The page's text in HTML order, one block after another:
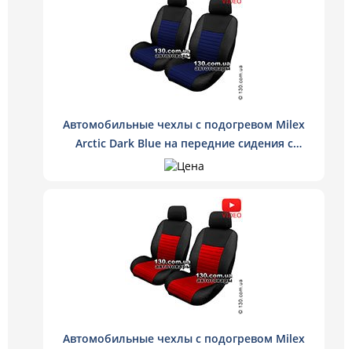
Автомобильные чехлы с подогревом Milex
Arctic Dark Blue на передние сидения с
регулятором нагрева цвет темно-синий
Автомобильные чехлы с подогревом Milex